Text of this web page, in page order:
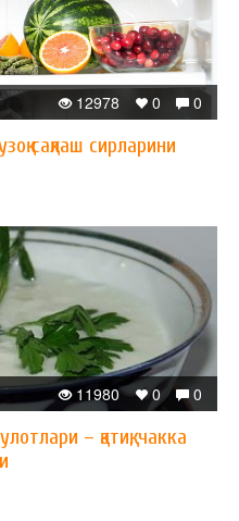
0
0
12978
сақлаш сирларини
0
0
11980
– қатиқ, чакка